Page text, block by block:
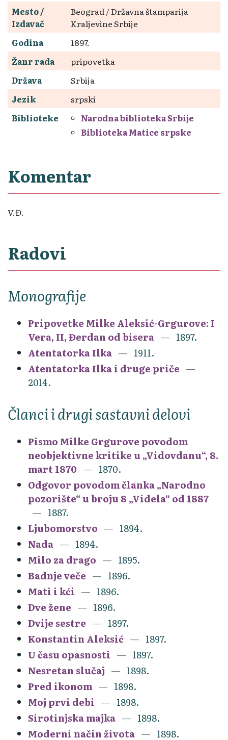
Mesto /
Izdavač
Beograd / Državna štamparija
Kraljevine Srbije
Godina
1897.
Žanr rada
pripovetka
Država
Srbija
Jezik
srpski
Biblioteke
Narodna biblioteka Srbije
Biblioteka Matice srpske
Komentar
V.Đ.
Radovi
Monografije
Pripovetke Milke Aleksić-Grgurove: I
Vera, II, Đerdan od bisera
1897.
Atentatorka Ilka
1911.
Atentatorka Ilka i druge priče
2014.
Članci i drugi sastavni delovi
Pismo Milke Grgurove povodom
neobjektivne kritike u „Vidovdanu“, 8.
mart 1870
1870.
Odgovor povodom članka „Narodno
pozorište“ u broju 8 „Videla“ od 1887
1887.
Ljubomorstvo
1894.
Nada
1894.
Milo za drago
1895.
Badnje veče
1896.
Mati i kći
1896.
Dve žene
1896.
Dvije sestre
1897.
Konstantin Aleksić
1897.
U času opasnosti
1897.
Nesretan slučaj
1898.
Pred ikonom
1898.
Moj prvi debi
1898.
Sirotinjska majka
1898.
Moderni način života
1898.